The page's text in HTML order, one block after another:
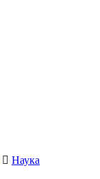
Наука